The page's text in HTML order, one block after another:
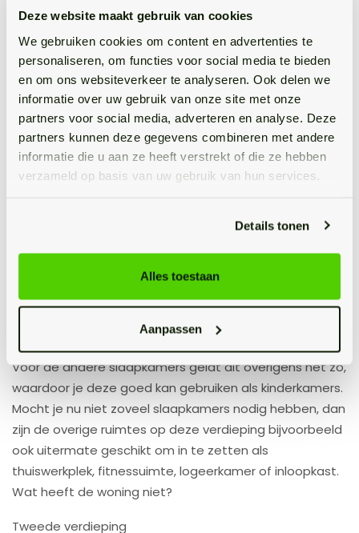
Deze website maakt gebruik van cookies
We gebruiken cookies om content en advertenties te
personaliseren, om functies voor social media te bieden
en om ons websiteverkeer te analyseren. Ook delen we
informatie over uw gebruik van onze site met onze
partners voor social media, adverteren en analyse. Deze
partners kunnen deze gegevens combineren met andere
informatie die u aan ze heeft verstrekt of die ze hebben
verzameld op basis van uw gebruik van hun services.
Details tonen
Alles toestaan
Aanpassen
de moderne toiletruimte met hangend closet en de
grote badkamer met vloerverwarming, inloopdouche,
verwarmde spiegel, dubbele wastafelmeubel, toilet en
ingebouwde opbergruimtes. Ook de aansluitingen voor
wasapparatuur zijn hier slim verwerkt in een bergkast.
Eerste verdieping
Middels de trap in de hal kom je terecht op de eerste
hoofdslaapkamer te vormen. Lees: meer dan genoeg
ruimte voor alle gewenste slaapkamermeubels,
aangenaam veel lichtinval, mooie afwerkingen en
airconditioning.
Voor de andere slaapkamers geldt dit overigens net zo,
waardoor je deze goed kan gebruiken als kinderkamers.
Mocht je nu niet zoveel slaapkamers nodig hebben, dan
zijn de overige ruimtes op deze verdieping bijvoorbeeld
ook uitermate geschikt om in te zetten als
thuiswerkplek, fitnessuimte, logeerkamer of inloopkast.
Wat heeft de woning niet?
Tweede verdieping